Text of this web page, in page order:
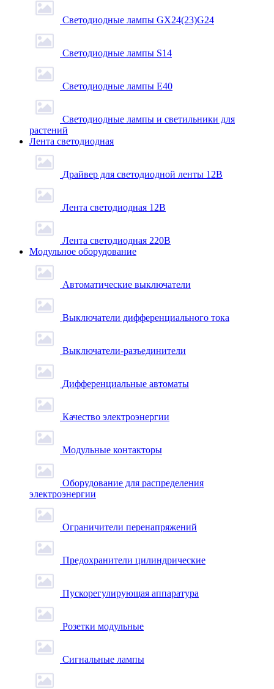
Светодиодные лампы GX24(23)G24
Светодиодные лампы S14
Светодиодные лампы Е40
Светодиодные лампы и светильники для
растений
Лента светодиодная
Драйвер для светодиодной ленты 12В
Лента светодиодная 12В
Лента светодиодная 220В
Модульное оборудование
Автоматические выключатели
Выключатели дифференциального тока
Выключатели-разъединители
Дифференциальные автоматы
Качество электроэнергии
Модульные контакторы
Оборудование для распределения
электроэнергии
Ограничители перенапряжений
Предохранители цилиндрические
Пускорегулирующая аппаратура
Розетки модульные
Сигнальные лампы